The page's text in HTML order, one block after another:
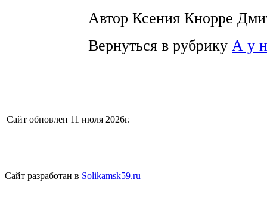
Автор Ксения Кнорре
Вернуться в рубрику А у
Сайт обновлен 11 июля 2026г.
Сайт разработан в Solikamsk59.ru